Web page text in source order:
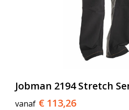
Jobman 2194 Stretch
vanaf € 113,26